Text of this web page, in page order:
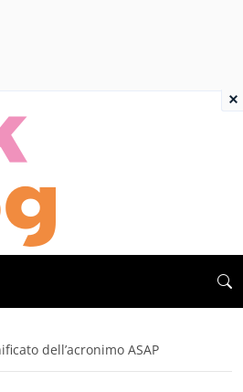
dell’acronimo ASAP
×